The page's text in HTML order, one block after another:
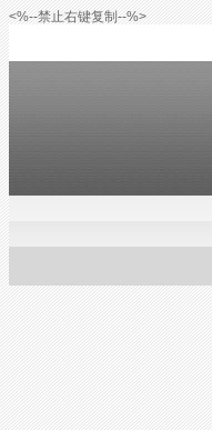
<%--禁止右键复制--%>